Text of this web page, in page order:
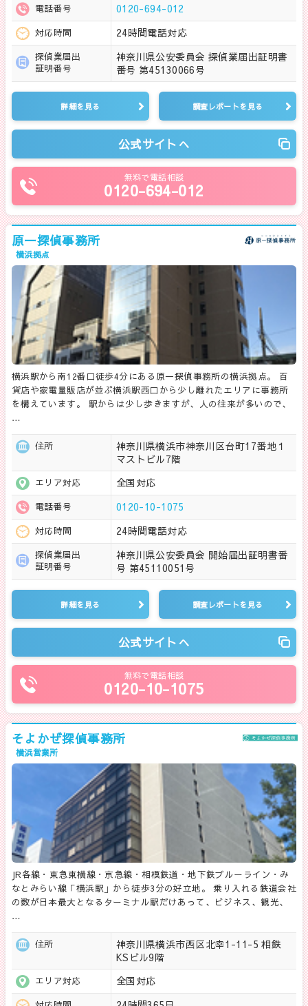
電話番号 0120-694-012
対応時間 24時間電話対応
探偵業届出
証明番号
神奈川県公安委員会 探偵業届出証明書
番号 第45130066号
詳細を見る 調査レポートを見る
公式サイトへ
無料で電話相談
0120-694-012
原一探偵事務所
横浜拠点
横浜駅から南12番口徒歩4分にある原一探偵事務所の横浜拠点。 百
貨店や家電量販店が並ぶ横浜駅西口から少し離れたエリアに事務所
を構えています。 駅からは少し歩きますが、人の往来が多いので、
…
住所
神奈川県横浜市神奈川区台町17番地１
マストビル7階
エリア対応 全国対応
電話番号 0120-10-1075
対応時間 24時間電話対応
探偵業届出
証明番号
神奈川県公安委員会 開始届出証明書番
号 第45110051号
詳細を見る 調査レポートを見る
公式サイトへ
無料で電話相談
0120-10-1075
そよかぜ探偵事務所
横浜営業所
JR各線・東急東横線・京急線・相模鉄道・地下鉄ブルーライン・み
なとみらい線「横浜駅」から徒歩3分の好立地。 乗り入れる鉄道会社
の数が日本最大となるターミナル駅だけあって、ビジネス、観光、
…
住所
神奈川県横浜市西区北幸1-11-5 相鉄
KSビル9階
エリア対応 全国対応